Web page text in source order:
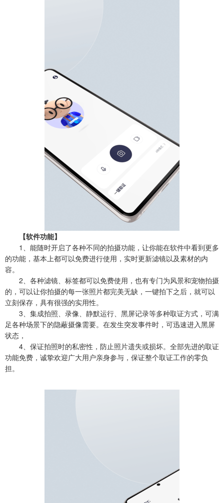
【软件功能】
1、能随时开启了各种不同的拍摄功能，让你能在软件中看到更多
的功能，基本上都可以免费进行使用，实时更新滤镜以及素材的内
容。
2、各种滤镜、标签都可以免费使用，也有专门为风景和宠物拍摄
的，可以让你拍摄的每一张照片都完美无缺，一键拍下之后，就可以
立刻保存，具有很强的实用性。
3、集成拍照、录像、静默运行、黑屏记录等多种取证方式，可满
足各种场景下的隐蔽摄像需要。在发生突发事件时，可迅速进入黑屏
状态，
4、保证拍照时的私密性，防止照片遗失或损坏。全部先进的取证
功能免费，诚挚欢迎广大用户亲身参与，保证整个取证工作的零负
担。